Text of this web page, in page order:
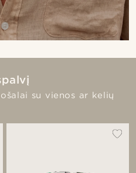
su vienos ar kelių